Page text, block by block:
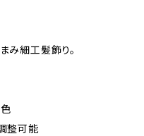
み細工髪飾り。
整可能